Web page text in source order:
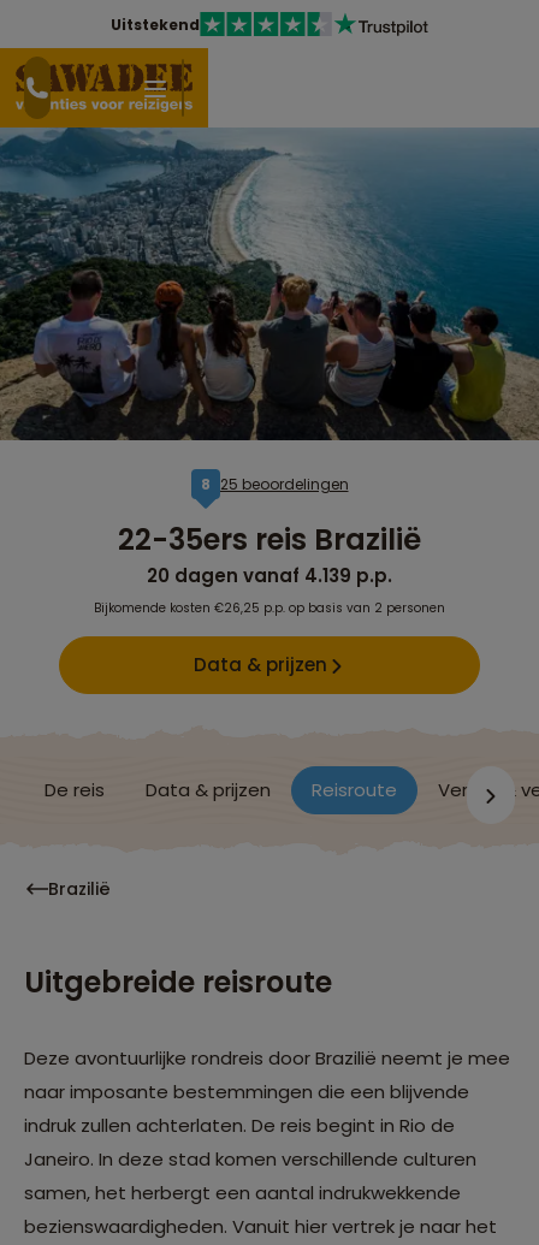
Uitstekend
8 25 beoordelingen
22-35ers reis Brazilië
20 dagen vanaf 4.139 p.p.
Bijkomende kosten €26,25 p.p. op basis van 2 personen
Data & prijzen
De reis Data & prijzen Reisroute Verblijf &
Brazilië
Uitgebreide reisroute
Deze avontuurlijke rondreis door Brazilië neemt je mee
naar imposante bestemmingen die een blijvende
indruk zullen achterlaten. De reis begint in Rio de
Janeiro. In deze stad komen verschillende culturen
samen, het herbergt een aantal indrukwekkende
bezienswaardigheden. Vanuit hier vertrek je naar het